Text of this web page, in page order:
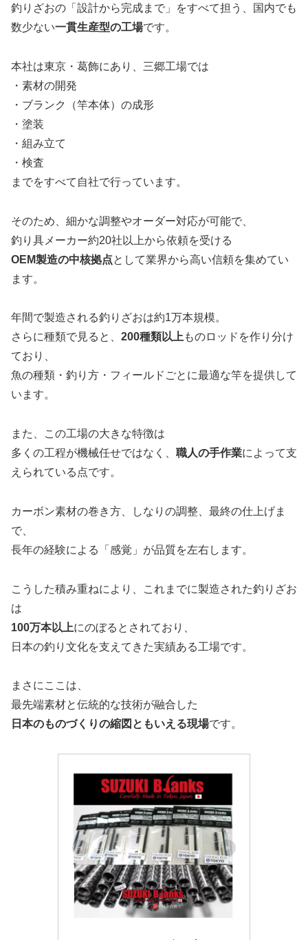
釣りざおの「設計から完成まで」をすべて担う、国内でも
数少ない一貫生産型の工場です。
本社は東京・葛飾にあり、三郷工場では
・素材の開発
・ブランク（竿本体）の成形
・塗装
・組み立て
・検査
までをすべて自社で行っています。
そのため、細かな調整やオーダー対応が可能で、
釣り具メーカー約20社以上から依頼を受ける
OEM製造の中核拠点として業界から高い信頼を集めてい
ます。
年間で製造される釣りざおは約1万本規模。
さらに種類で見ると、 200種類以上 ものロッドを作り分け
ており、
魚の種類・釣り方・フィールドごとに最適な竿を提供して
います。
また、この工場の大きな特徴は
多くの工程が機械任せではなく、 職人の手作業によって支
えられている点です。
カーボン素材の巻き方、しなりの調整、最終の仕上げま
で、
長年の経験による「感覚」が品質を左右します。
こうした積み重ねにより、これまでに製造された釣りざお
は
100万本以上にのぼるとされており、
日本の釣り文化を支えてきた実績ある工場です。
まさにここは、
最先端素材と伝統的な技術が融合した
日本のものづくりの縮図ともいえる現場です。